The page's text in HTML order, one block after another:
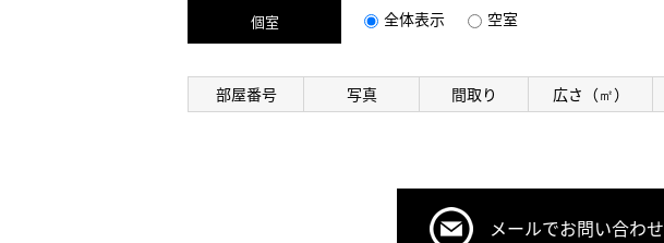
個室 全体表示 空室
部屋番号 写真 間取り 広さ（㎡）
メールでお問い合わせ